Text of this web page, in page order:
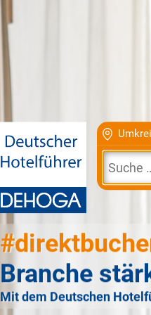
Branche
Mit dem Deutschen